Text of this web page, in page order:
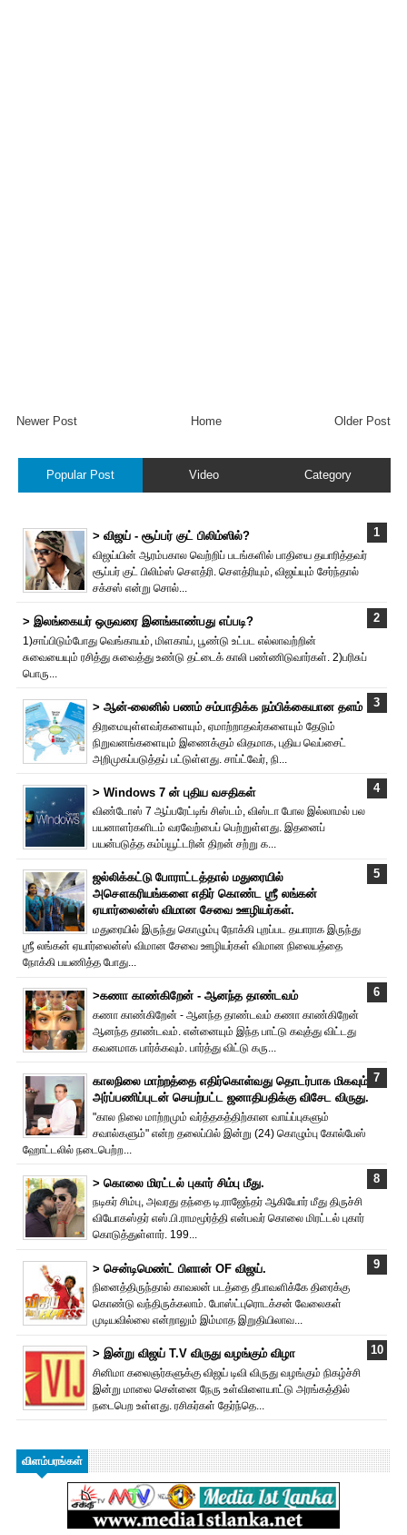
Newer Post Older Post
Home
Popular Post Video Category
> விஜய் - சூப்பர் குட் பிலிம்ஸில்?
விஜய்யின் ஆரம்பகால வெற்றிப் படங்களில் பாதியை தயா‌ரித்தவர்
சூப்பர் குட் பிலிம்ஸ் சௌத்‌ரி. சௌத்‌ரியும், விஜய்யும் சேர்ந்தால்
சக்சஸ் என்று சொல்...
> இலங்கையர் ஒருவரை இனங்காண்பது எப்படி?
1)சாப்பிடும்போது வெங்காயம், மிளகாய், பூண்டு உட்பட எல்லாவற்றின்
சுவையையும் ரசித்து சுவைத்து உண்டு தட்டைக் காலி பண்ணிடுவார்கள். 2)பரிசுப்
பொரு...
> ஆன்-லைனில் பணம் சம்பாதிக்க நம்பிக்கையான தளம்
திறமையுள்ளவர்களையும், ஏமாற்றாதவர்களையும் தேடும்
நிறுவனங்களையும் இணைக்கும் விதமாக, புதிய வெப்சைட்
அறிமுகப்படுத்தப் பட்டுள்ளது. சாப்ட்வேர், நி...
> Windows 7 ன் புதிய வசதிகள்
விண்டோஸ் 7 ஆப்பரேட்டிங் சிஸ்டம், விஸ்டா போல இல்லாமல் பல
பயனாளர்களிடம் வரவேற்பைப் பெற்றுள்ளது. இதனைப்
பயன்படுத்த கம்ப்யூட்டரின் திறன் சற்று க...
ஜல்லிக்கட்டு போராட்டத்தால் மதுரையில்
அசௌகரியங்களை எதிர் கொண்ட ஶ்ரீ லங்கன்
ஏயார்லைன்ஸ் விமான சேவை ஊழியர்கள்.
மதுரையில் இருந்து கொழும்பு நோக்கி புறப்பட தயாராக இருந்து
ஶ்ரீ லங்கன் ஏயார்லைன்ஸ் விமான சேவை ஊழியர்கள் விமான நிலையத்தை
நோக்கி பயணித்த போது...
>கணா காண்கிறேன் - ஆனந்த தாண்டவம்
கணா காண்கிறேன் - ஆனந்த தாண்டவம் கணா காண்கிறேன்
ஆனந்த தாண்டவம். என்னையும் இந்த பாட்டு கவுத்து விட்டது
கவனமாக பார்க்கவும். பார்த்து விட்டு கரு...
காலநிலை மாற்றத்தை எதிர்கொள்வது தொடர்பாக மிகவும்
அர்ப்பணிப்புடன் செயற்பட்ட ஜனாதிபதிக்கு விசேட விருது.
"கால நிலை மாற்றமும் வர்த்தகத்திற்கான வாய்ப்புகளும்
சவால்களும்" என்ற தலைப்பில் இன்று (24) கொழும்பு கோல்பேஸ்
ஹோட்டலில் நடைபெற்ற...
> கொலை மிரட்டல் புகார் சிம்பு மீது.
நடிகர் சிம்பு, அவரது தந்தை டி.ராஜேந்தர் ஆகியோர் மீது திருச்சி
வியோகஸ்தர் எஸ்.பி.ராமமூர்த்தி என்பவர் கொலை மிரட்டல் புகார்
கொடுத்துள்ளார். 199...
> சென்டிமெண்ட் பிளான் OF விஜய்.
நினைத்திருந்தால் காவலன் படத்தை தீபாவளிக்கே திரைக்கு
கொண்டு வந்திருக்கலாம். போஸ்ட்புரொட‌க்சன் வேலைகள்
முடியவில்லை என்றாலும் இம்மாத இறுதியிலாவ...
> இன்று விஜய் T.V விருது வ‌ழங்கு‌ம் விழா
சினிமா கலைஞர்களுக்கு விஜய் டிவி விருது வழங்கும் நிகழ்ச்சி
இன்று மாலை சென்னை நேரு உள்விளையாட்டு அரங்கத்தில்
நடைபெற உள்ளது. ரசிகர்கள் தேர்ந்தெ...
விளம்பரங்கள்